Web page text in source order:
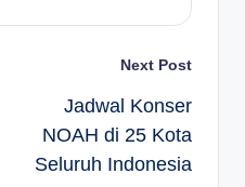
Next Post
Jadwal Konser
NOAH di 25 Kota
Seluruh Indonesia